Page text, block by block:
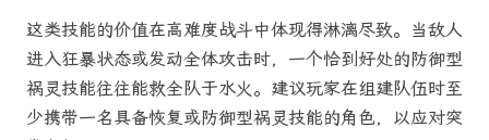
这类技能的价值在高难度战斗中体现得淋漓尽致。当敌人
进入狂暴状态或发动全体攻击时，一个恰到好处的防御型
祸灵技能往往能救全队于水火。建议玩家在组建队伍时至
少携带一名具备恢复或防御型祸灵技能的角色，以应对突